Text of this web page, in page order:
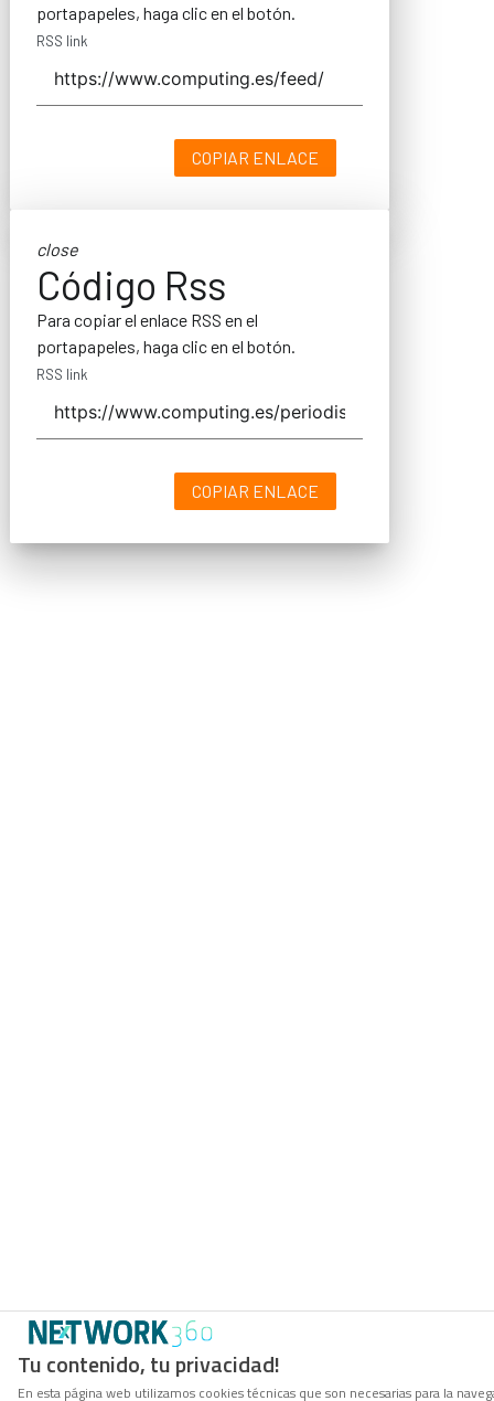
Tu contenido, tu privacidad!
En esta página web utilizamos cookies técnicas que son necesarias para la
portapapeles, haga clic en el botón.
RSS link
COPIAR ENLACE
close
Código Rss
Para copiar el enlace RSS en el
portapapeles, haga clic en el botón.
RSS link
COPIAR ENLACE